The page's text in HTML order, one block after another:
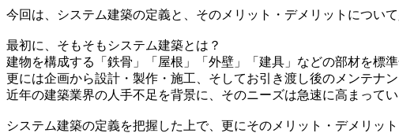
今回は、システム建築の定義と、そのメリット・デメリットについ
最初に、そもそもシステム建築とは？
建物を構成する「鉄骨」「屋根」「外壁」「建具」などの部材を標
更には企画から設計・製作・施工、そしてお引き渡し後のメンテナ
近年の建築業界の人手不足を背景に、そのニーズは急速に高まってい
システム建築の定義を把握した上で、更にそのメリット・デメリッ